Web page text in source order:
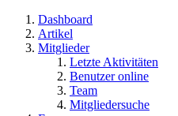
Dashboard
Artikel
Mitglieder
Letzte Aktivitäten
Benutzer online
Team
Mitgliedersuche